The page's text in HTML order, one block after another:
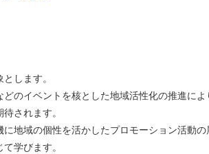
します。
のイベントを核とした地域活性化の推進に
されます。
地域の個性を活かしたプロモーション活動の
学びます。